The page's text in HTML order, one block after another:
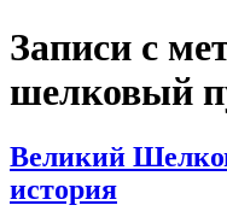
Записи с
шелковый
Великий
история